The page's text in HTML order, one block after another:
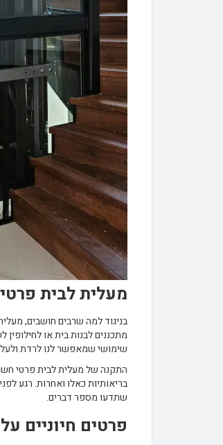
מעלית לבית פרטי
בניגוד למה שרבים חושבים,
מתכננים לבנות בית או
שימושי שמאפשר לנו לרדת
התקנה של מעלית לבית פרטי
בריאותיות כאלו ואחרות. רגע
שתדעו מספר דברים.
פרטים חיוניים